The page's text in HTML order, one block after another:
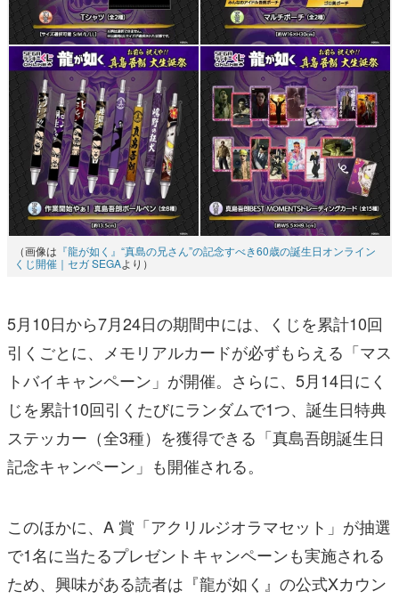
（画像は 『龍が如く』“真島の兄さん”の記念すべき60歳の誕生日オンライン
くじ開催｜セガ SEGAより）
5月10日から7月24日の期間中には、くじを累計10回
引くごとに、メモリアルカードが必ずもらえる「マス
トバイキャンペーン」が開催。さらに、5月14日にく
じを累計10回引くたびにランダムで1つ、誕生日特典
ステッカー（全3種）を獲得できる「真島吾朗誕生日
記念キャンペーン」も開催される。
このほかに、A 賞「アクリルジオラマセット」が抽選
で1名に当たるプレゼントキャンペーンも実施される
ため、興味がある読者は『龍が如く』の公式Xカウン